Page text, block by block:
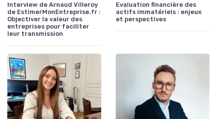
Interview de Arnaud Villeroy
de EstimerMonEntreprise.fr :
Objectiver la valeur des
entreprises pour faciliter
leur transmission
Evaluation financière des
actifs immatériels : enjeux
et perspectives